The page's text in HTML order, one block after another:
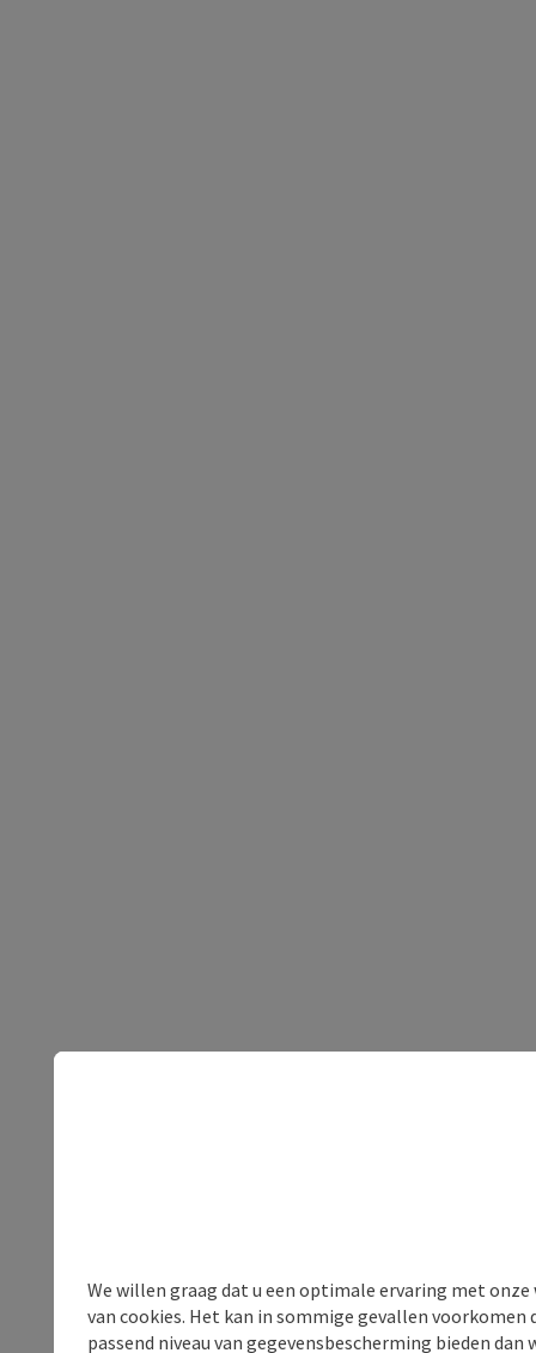
We willen graag dat u een optimale ervaring met
van cookies. Het kan in sommige gevallen voorkomen
passend niveau van gegevensbescherming bieden